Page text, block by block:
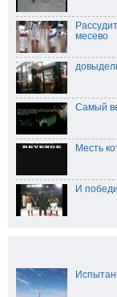
месево
Самый
Месть
И